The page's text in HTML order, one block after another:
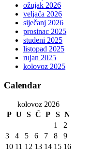
ožujak 2026
veljača 2026
siječanj 2026
prosinac 2025
studeni 2025
listopad 2025
rujan 2025
kolovoz 2025
Calendar
kolovoz 2026
P U S Č P S N
1
2
3
4 5 6 7 8
9
10 11 12 13 14 15 16